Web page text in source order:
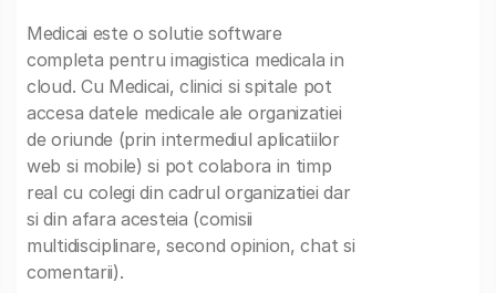
Medicai este o solutie software
completa pentru imagistica medicala in
cloud. Cu Medicai, clinici si spitale pot
accesa datele medicale ale organizatiei
de oriunde (prin intermediul aplicatiilor
web si mobile) si pot colabora in timp
real cu colegi din cadrul organizatiei dar
si din afara acesteia (comisii
multidisciplinare, second opinion, chat si
comentarii).